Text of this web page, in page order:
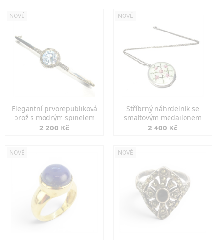
NOVÉ
Elegantní prvorepubliková
brož s modrým spinelem
2 200 Kč
NOVÉ
Stříbrný náhrdelník se
smaltovým medailonem
2 400 Kč
NOVÉ NOVÉ